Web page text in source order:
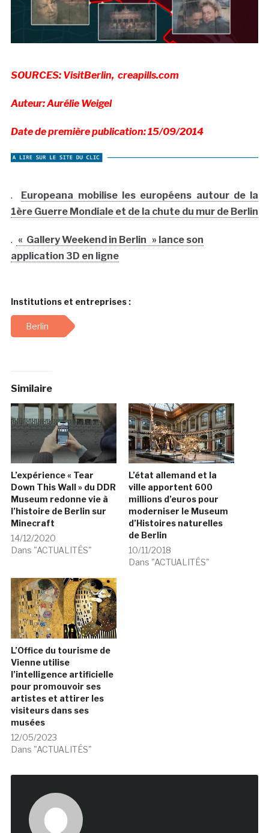
SOURCES: VisitBerlin, creapills.com
Auteur: Aurélie Weigel
Date de première publication: 15/09/2014
. Europeana mobilise les européens autour de la
1ère Guerre Mondiale et de la chute du mur de Berlin
. « Gallery Weekend in Berlin » lance son
application 3D en ligne
Institutions et entreprises :
Berlin
Similaire
L’expérience « Tear
Down This Wall » du DDR
Museum redonne vie à
l’histoire de Berlin sur
Minecraft
14/12/2020
Dans "ACTUALITÉS"
L’état allemand et la
ville apportent 600
millions d’euros pour
moderniser le Museum
d’Histoires naturelles
de Berlin
10/11/2018
Dans "ACTUALITÉS"
L’Office du tourisme de
Vienne utilise
l’intelligence artificielle
pour promouvoir ses
artistes et attirer les
visiteurs dans ses
musées
12/05/2023
Dans "ACTUALITÉS"